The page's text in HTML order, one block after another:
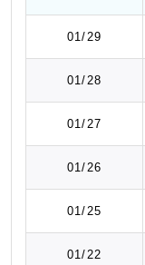
01/29
01/28
01/27
01/26
01/25
01/22